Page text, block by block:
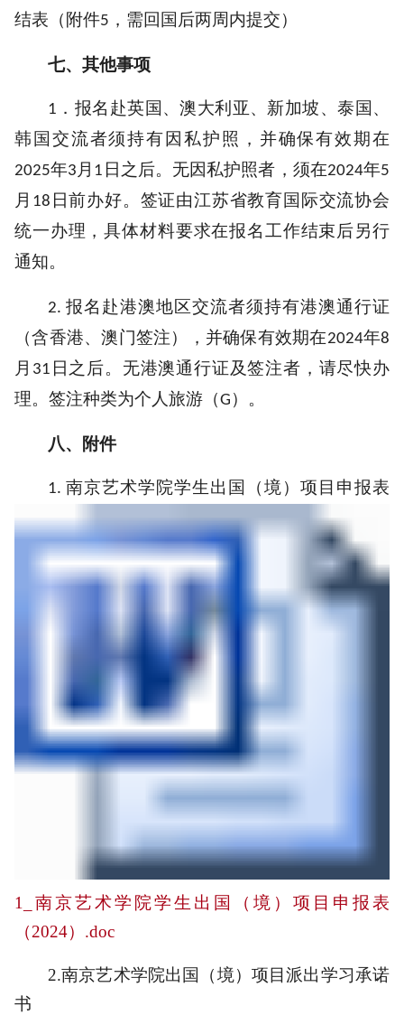
结表（附件5 ，需回国后两周内提交）
七、其他事项
1 ．报名赴英国、澳大利亚、新加坡、泰国、
韩国交流者须持有因私护照，并确保有效期在
2025年3 月 1 日之后。无因私护照者，须在2024年5
月 18 日前办好。签证由江苏省教育国际交流协会
统一办理，具体材料要求在报名工作结束后另行
通知。
2. 报名赴港澳地区交流者须持有港澳通行证
（含香港、澳门签注），并确保有效期在2024年8
月 31 日之后。无港澳通行证及签注者，请尽快办
理。签注种类为个人旅游（G ）。
八、 附件
1. 南京艺术学院学生出国（境）项目申报表
1_南京艺术学院学生出国（境）项目申报表
（2024）.doc
2.南京艺术学院出国（境）项目派出学习承诺
书